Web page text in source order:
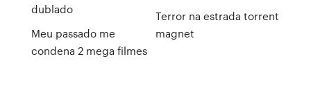
dublado
Meu passado me
condena 2 mega filmes
Terror na estrada torrent
magnet